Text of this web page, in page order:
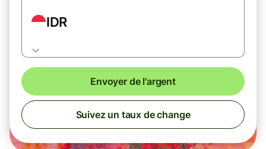
IDR
Envoyer de l'argent
Suivez un taux de change